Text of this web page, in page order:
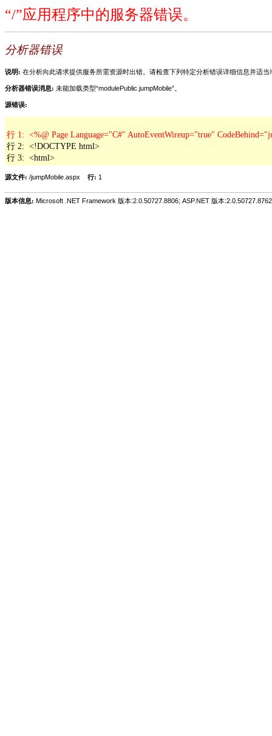
“/”应用程序中的服务器错误。
分析器错误
说明: 在分析向此请求提供服务所需资源时出错。请检查下列特定分析错误详细信息并适当
分析器错误消息: 未能加载类型“modulePublic.jumpMobile”。
源错误:
行 2:  <!DOCTYPE html>
行 3:  <html>
源文件: /jumpMobile.aspx 行: 1
版本信息: Microsoft .NET Framework 版本:2.0.50727.8806; ASP.NET 版本:2.0.50727.8762